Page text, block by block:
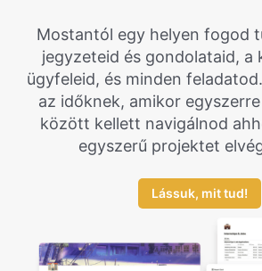
Mostantól egy helyen fogod
jegyzeteid és gondolataid, a
ügyfeleid, és minden
az időknek, amikor
között kellett navigálnod
egyszerű projektet
Lássuk, mit tud!